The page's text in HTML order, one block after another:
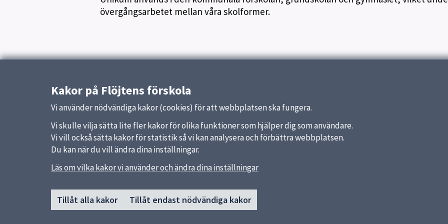
övergångsarbetet mellan våra skolformer.
Kakor på Flöjtens förskola
Vi använder nödvändiga kakor (cookies) för att webbplatsen ska fungera.
Vi skulle vilja sätta lite fler kakor för olika funktioner som hjälper dig som användare.
Vi vill också sätta kakor för statistik så vi kan analysera och förbättra webbplatsen.
Du kan när du vill ändra dina inställningar.
Läs om vilka kakor vi använder och ändra dina inställningar
Tillåt alla kakor Tillåt endast nödvändiga kakor
SidfotHuvudmeny
Start
Snabblänkar
Uppsala kommun